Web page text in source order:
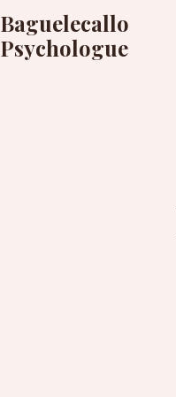
Baguelecallo
Psychologue